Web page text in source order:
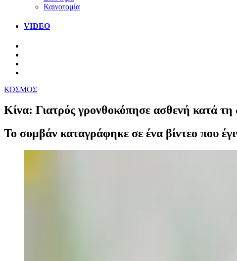
Καινοτομία
VIDEO
ΚΟΣΜΟΣ
Κίνα: Γιατρός γρονθοκόπησε ασθενή κατά τη
Το συμβάν καταγράφηκε σε ένα βίντεο που